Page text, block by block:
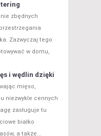
zbędnych
Zazwyczaj tego
w domu,
i wędlin dzięki
mięso,
niezwykle cennych
zasługuje tu
białko
a także...